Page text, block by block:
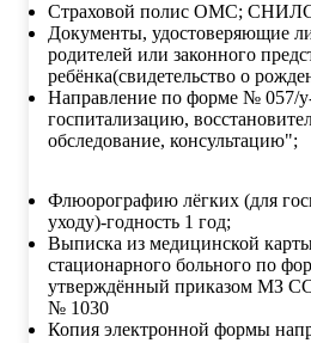
Страховой полис ОМС;
Документы, удостоверяющие
родителей или законного
ребёнка(свидетельство о
Направление по форме № 057/
госпитализацию,
обследование, консультацию";
Флюорографию лёгких (для
уходу)-годность 1 год;
Выписка из медицинской
стационарного больного по
утверждённый приказом МЗ
№ 1030
Копия электронной формы